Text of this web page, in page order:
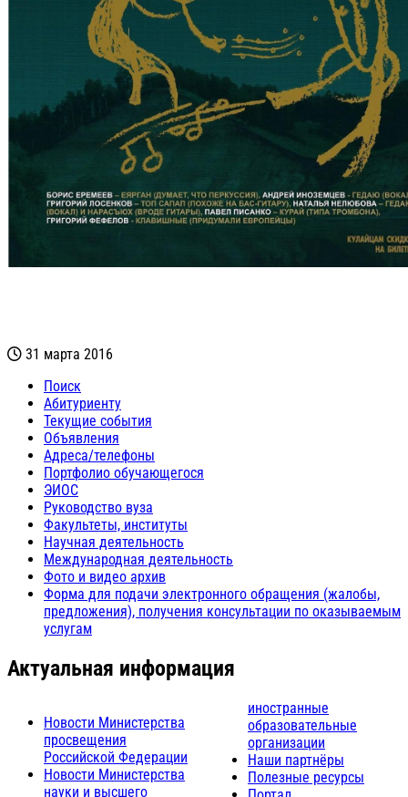
31 марта 2016
Поиск
Абитуриенту
Текущие события
Объявления
Адреса/телефоны
Портфолио обучающегося
ЭИОС
Руководство вуза
Факультеты, институты
Научная деятельность
Международная деятельность
Фото и видео архив
Форма для подачи электронного обращения (жалобы,
предложения), получения консультации по оказываемым
услугам
Актуальная информация
Новости Министерства
просвещения
Российской Федерации
Новости Министерства
науки и высшего
иностранные
образовательные
организации
Наши партнёры
Полезные ресурсы